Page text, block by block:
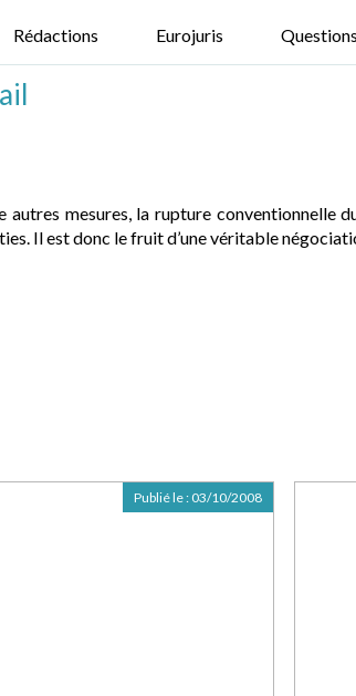
Rédactions Eurojuris
mesures, la rupture conventionnelle
Il est donc le fruit d’une véritable
Publié le : 03/10/2008